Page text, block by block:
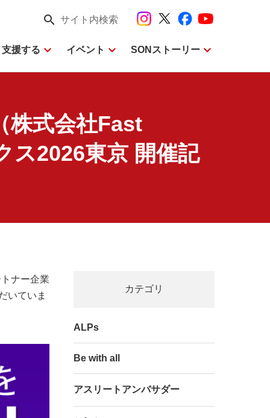
search サイト内検索
援する expand_more イベント expand_more SONストーリー expand_more
株式会社Fast
ス2026東京 開催記
ナー企業
いていま
カテゴリ
ALPs
Be with all
アスリートアンバサダー